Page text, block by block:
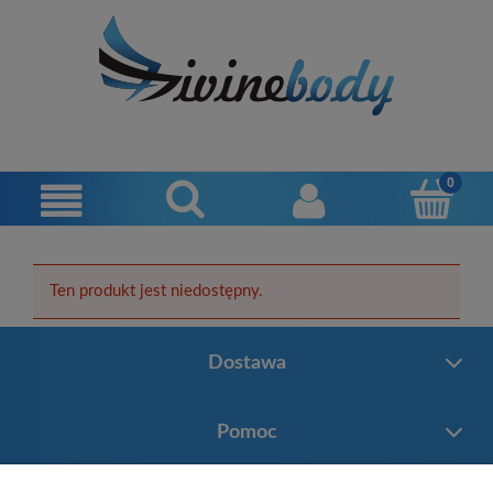
Ten produkt jest niedostępny.
Dostawa
Pomoc